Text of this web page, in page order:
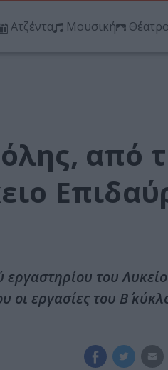
Ατζέντα Μουσική
από
του
οι εργασίες του Β΄